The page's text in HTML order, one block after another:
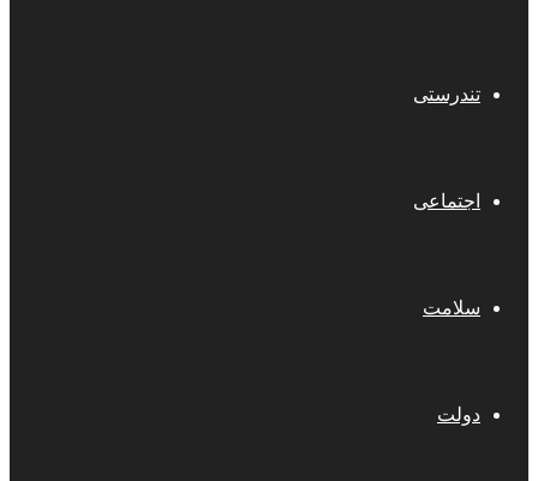
تندرستی
اجتماعی
سلامت
دولت